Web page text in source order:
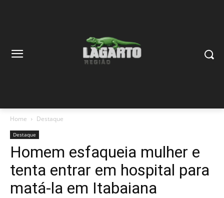
Home Destaque
Destaque
Homem esfaqueia mulher e
tenta entrar em hospital para
matá-la em Itabaiana